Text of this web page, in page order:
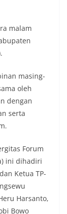
malam
masing-
oleh
dengan
serta
Forum
ini dihadiri
Ketua TP-
Harsanto,
Bowo